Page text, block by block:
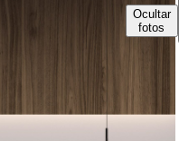
Ocultar
fotos